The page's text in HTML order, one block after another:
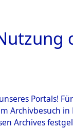
Portals!
Archivbesuch
Archives